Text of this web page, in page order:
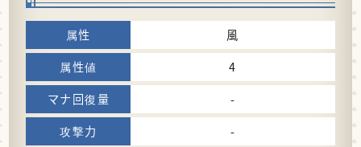
風
4
-
-